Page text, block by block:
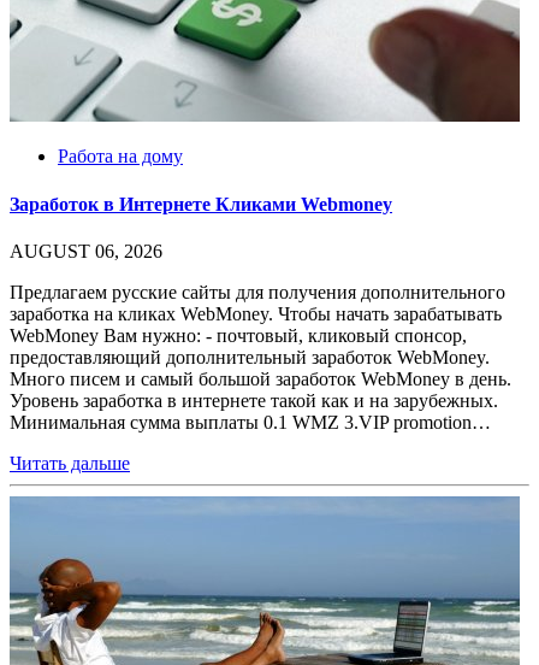
Работа на дому
Заработок в Интернете Кликами Webmoney
AUGUST 06, 2026
Предлагаем русские сайты для получения дополнительного
заработка на кликах WebMoney. Чтобы начать зарабатывать
WebMoney Вам нужно: - почтовый, кликовый спонсор,
предоставляющий дополнительный заработок WebMoney.
Много писем и самый большой заработок WebMoney в день.
Уровень заработка в интернете такой как и на зарубежных.
Минимальная сумма выплаты 0.1 WMZ 3.VIP promotion…
Читать дальше